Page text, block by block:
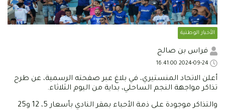
الأخبار الوطنية
فراس بن صالح
أعلن الاتحاد المنستيري، في بلاغ عبر صفحته الرسمية، عن طرح
تذاكر مواجهة النجم الساحلي، بداية من اليوم الثلاثاء.
والتذاكر موجودة على ذمة الأحباء بمقر النادي بأسعار 5، 12 و25